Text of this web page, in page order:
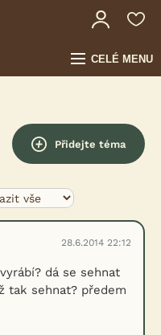
CELÉ MENU
Přidejte téma
28.6.2014 22:12
dá se sehnat
tak sehnat? předem